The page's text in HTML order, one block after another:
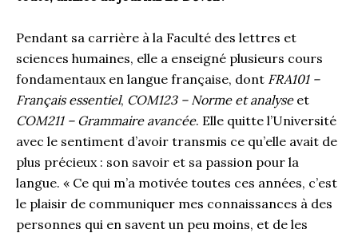
Pendant sa carrière à la Faculté des lettres et
sciences humaines, elle a enseigné plusieurs cours
fondamentaux en langue française, dont FRA101 –
Français essentiel, COM123 – Norme et analyseet
COM211 – Grammaire avancée. Elle quitte l’Université
avec le sentiment d’avoir transmis ce qu’elle avait de
plus précieux : son savoir et sa passion pour la
langue. « Ce qui m’a motivée toutes ces années, c’est
le plaisir de communiquer mes connaissances à des
personnes qui en savent un peu moins, et de les